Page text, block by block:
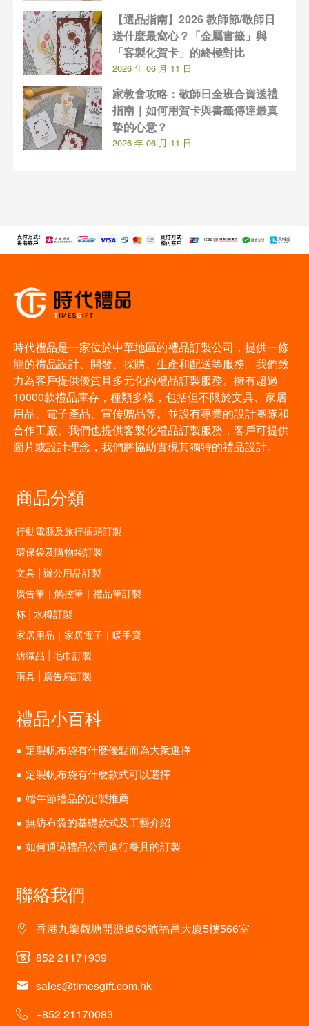
【選品指南】2026 教師節/敬師日
送什麼最窩心？「金屬書籤」與
「客製化賀卡」的終極對比
2026 年 06 月 11 日
家教會攻略：敬師日全班合資送禮
指南｜如何用賀卡與書籤傳達最真
摯的心意？
2026 年 06 月 11 日
時代禮品是一家位於中華地區的禮品訂製公司，提供一條
龍的禮品設計、開發、採購、生產和配送等服務。我們致
力為客戶提供優質且多元化的禮品訂製服務。擁有超過
10000款禮品庫存，種類多樣，包括但不限於文具、家居
用品、電子產品、宣传赠品等。並設有專業的設計團隊和
合作工廠。我們也提供客製化禮品訂製服務，客戶可提供
圖片或設計理念，我們將協助實現其獨特的禮品設計。
商品分類
行動電源及旅行插頭訂製
環保袋及購物袋訂製
文具 | 辦公用品訂製
廣告筆｜觸控筆｜禮品筆訂製
杯 | 水樽訂製
家居用品｜家居電子｜暖手寶
紡織品 | 毛巾訂製
雨具 | 廣告扇訂製
禮品小百科
定製帆布袋有什麽優點而為大衆選擇
定製帆布袋有什麽款式可以選擇
端午節禮品的定製推薦
無紡布袋的基礎款式及工藝介紹
如何通過禮品公司進行餐具的訂製
聯絡我們
香港九龍觀塘開源道63號福昌大廈5樓566室
852 21171939
sales@timesgift.com.hk
+852 21170083